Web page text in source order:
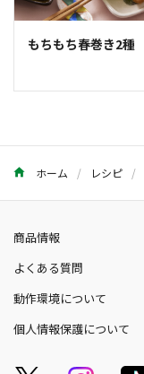
もちもち春巻き2種
ホーム レシピ
商品情報
よくある質問
動作環境について
個人情報保護について